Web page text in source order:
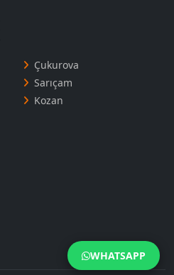
Çukurova
Sarıçam
Kozan
WHATSAPP